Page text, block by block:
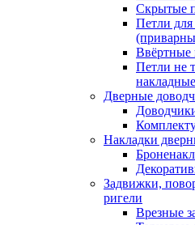
Скрытые
Петли для
Ввёртные
Петли не
накладные
Дверные
Накладки
Задвижки,
ригели
Врезные